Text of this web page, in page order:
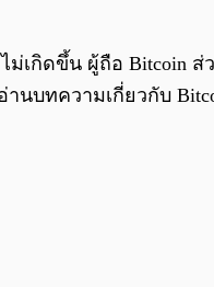
ม่เกิดขึ้น ผู้ถือ Bitcoin
านบทความเกี่ยวกับ